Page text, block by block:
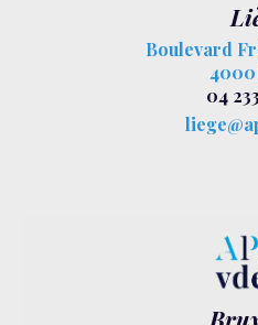
Boulevard
04